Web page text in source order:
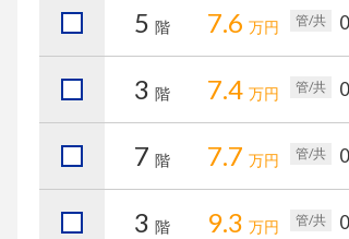
5 階 7.6 万円 管/共
3 階 7.4 万円 管/共
7 階 7.7 万円 管/共
3 階 9.3 万円 管/共